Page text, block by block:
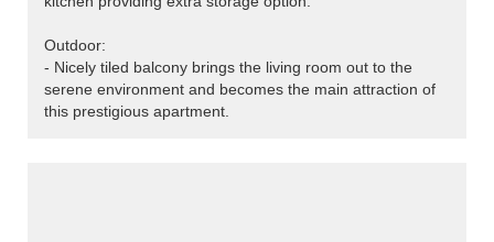
Outdoor:
- Nicely tiled balcony brings the living room out to the
serene environment and becomes the main attraction of
this prestigious apartment.